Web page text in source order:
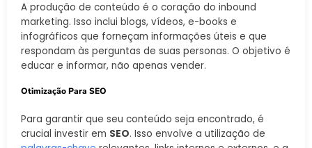
A produção de conteúdo é o coração do inbound
marketing. Isso inclui blogs, vídeos, e-books e
infográficos que forneçam informações úteis e que
respondam às perguntas de suas personas. O objetivo é
educar e informar, não apenas vender.
Otimização Para SEO
Para garantir que seu conteúdo seja encontrado, é
crucial investir em SEO. Isso envolve a utilização de